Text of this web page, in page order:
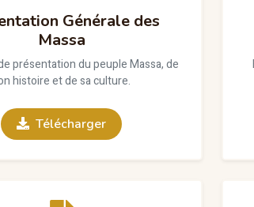
Générale des
Massa
présentation du peuple Massa, de
histoire et de sa culture.
Télécharger